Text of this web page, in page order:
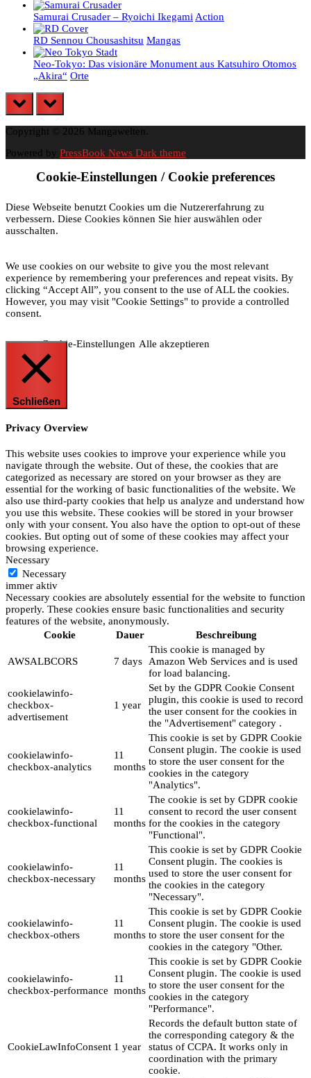
Samurai Crusader – Ryoichi IkegamiAction
RD Sennou Chousashitsu Mangas
Neo-Tokyo: Das visionäre Monument aus Katsuhiro Otomos
„Akira“ Orte
prev next
Copyright © 2026 Mangawelten.
Powered by PressBook News Dark theme
Cookie-Einstellungen / Cookie preferences
Diese Webseite benutzt Cookies um die Nutzererfahrung zu
verbessern. Diese Cookies können Sie hier auswählen oder
ausschalten.
We use cookies on our website to give you the most relevant
experience by remembering your preferences and repeat visits. By
clicking “Accept All”, you consent to the use of ALL the cookies.
However, you may visit "Cookie Settings" to provide a controlled
consent.
Cookie-Einstellungen Alle akzeptieren
Schließen
Privacy Overview
This website uses cookies to improve your experience while you
navigate through the website. Out of these, the cookies that are
categorized as necessary are stored on your browser as they are
essential for the working of basic functionalities of the website. We
also use third-party cookies that help us analyze and understand how
you use this website. These cookies will be stored in your browser
only with your consent. You also have the option to opt-out of these
cookies. But opting out of some of these cookies may affect your
browsing experience.
Necessary
Necessary
immer aktiv
Necessary cookies are absolutely essential for the website to function
properly. These cookies ensure basic functionalities and security
features of the website, anonymously.
Cookie
Dauer Beschreibung
AWSALBCORS 7 days
This cookie is managed by
Amazon Web Services and is used
for load balancing.
cookielawinfo-
checkbox-
advertisement
1 year
Set by the GDPR Cookie Consent
plugin, this cookie is used to record
the user consent for the cookies in
the "Advertisement" category .
cookielawinfo-
checkbox-analytics
11
months
This cookie is set by GDPR Cookie
Consent plugin. The cookie is used
to store the user consent for the
cookies in the category
"Analytics".
cookielawinfo-
checkbox-functional
11
months
The cookie is set by GDPR cookie
consent to record the user consent
for the cookies in the category
"Functional".
cookielawinfo-
checkbox-necessary
11
months
This cookie is set by GDPR Cookie
Consent plugin. The cookies is
used to store the user consent for
the cookies in the category
"Necessary".
cookielawinfo-
checkbox-others
11
months
This cookie is set by GDPR Cookie
Consent plugin. The cookie is used
to store the user consent for the
cookies in the category "Other.
cookielawinfo-
checkbox-performance
11
months
This cookie is set by GDPR Cookie
Consent plugin. The cookie is used
to store the user consent for the
cookies in the category
"Performance".
CookieLawInfoConsent 1 year
Records the default button state of
the corresponding category & the
status of CCPA. It works only in
coordination with the primary
cookie.